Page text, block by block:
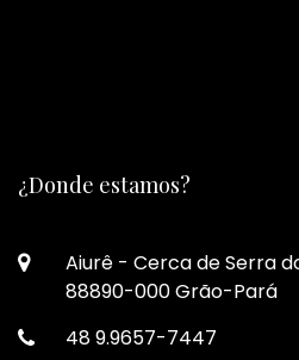
¿Donde estamos?
Aiurê - Cerca de Serra
88890-000 Grão-Pará
48 9.9657-7447